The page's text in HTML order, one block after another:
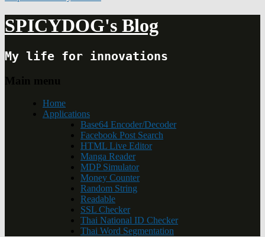
SPICYDOG's Blog
My life for innovations
Main menu
Home
Applications
Base64 Encoder/Decoder
Facebook Post Search
HTML Live Editor
Manga Reader
MDP Simulator
Money Counter
Random String
Readable
SSL Checker
Thai National ID Checker
Thai Word Segmentation